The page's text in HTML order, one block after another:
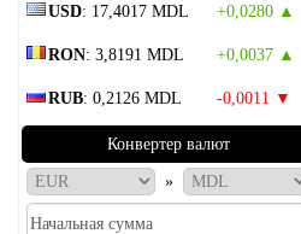
USD: 17,4017 MDL +0,0280 ▲
RON: 3,8191 MDL +0,0037 ▲
RUB: 0,2126 MDL -0,0011 ▼
Конвертер валют
»